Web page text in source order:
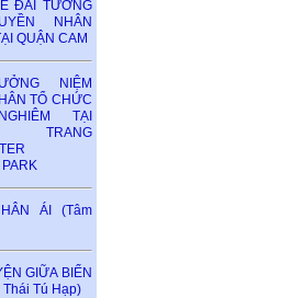
ĐÀI TƯỞNG
NHÂN
QUẬN CAM
NIỆM
TỔ CHỨC
TẠI
TRANG
ÁI (Tâm
GIỮA BIỂN
Tú Hạp)